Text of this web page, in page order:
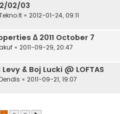
02/03
« 2012-01-24, 09:11
∆ 2011 October 7
« 2011-09-29, 20:47
& Boj Lucki @ LOFTAS
« 2011-09-21, 19:07